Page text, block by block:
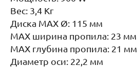
Вес: 3,4 Кг
Диска MAX Ø: 115 мм
MAX ширина пропила: 23 мм
MAX глубина пропила: 21 мм
Диаметр оси: 22,2 мм